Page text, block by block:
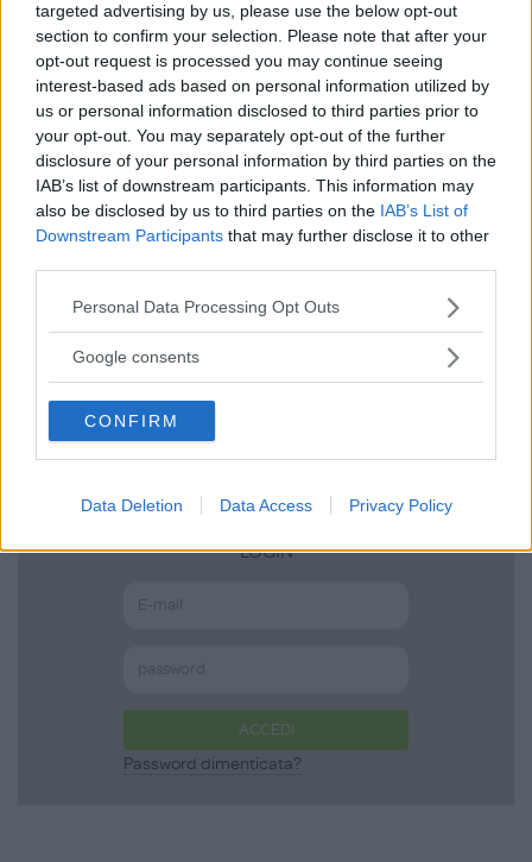
targeted advertising by us, please use the below opt-out
section to confirm your selection. Please note that after your
opt-out request is processed you may continue seeing
interest-based ads based on personal information utilized by
us or personal information disclosed to third parties prior to
your opt-out. You may separately opt-out of the further
disclosure of your personal information by third parties on the
IAB’s list of downstream participants. This information may
also be disclosed by us to third parties on the IAB’s List of
Downstream Participants that may further disclose it to other
Please note that this website/app uses one or more Google
not limited to your visit or usage behaviour. You may click to
use your data for below specified purposes in below Google
consent section.
Personal Data Processing Opt Outs
Google consents
CONFIRM
Data Deletion Data Access Privacy Policy
Guarda tutte le opinioni degli utenti
Scrivi una recensione
Effettua l'accesso per scrivere una recensione
LOGIN
ACCEDI
Password dimenticata?